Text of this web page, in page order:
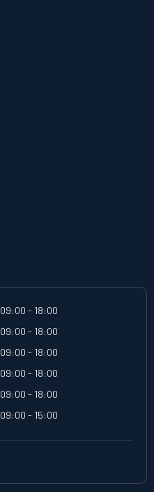
09:00 - 18:00
09:00 - 18:00
09:00 - 18:00
09:00 - 18:00
09:00 - 18:00
09:00 - 15:00